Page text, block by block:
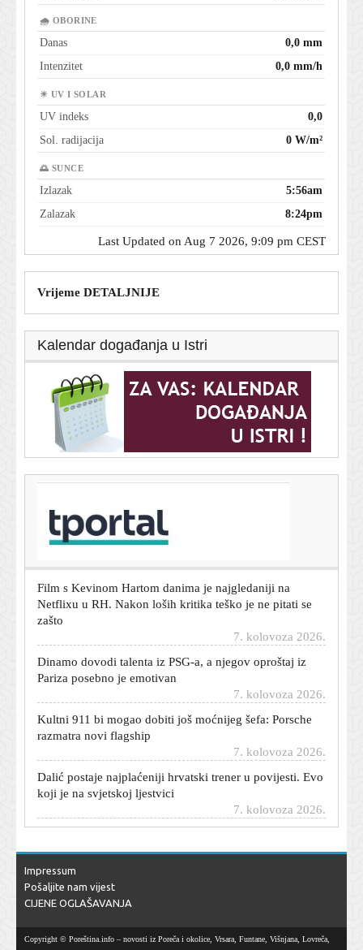
🌧 OBORINE
Danas
0,0 mm
Intenzitet
0,0 mm/h
☀ UV I SOLAR
UV indeks
0,0
Sol. radijacija
0 W/m²
🌅 SUNCE
Izlazak
5:56am
Zalazak
8:24pm
Last Updated on Aug 7 2026, 9:09 pm CEST
Vrijeme DETALJNIJE
Kalendar događanja u Istri
Nijemac u Privlaci pio s nepoznatima pa pretučen: Ostao
bez mobitela i novca
Netflixu u RH. Nakon loših kritika teško je ne pitati se
zašto
Dinamo dovodi talenta iz PSG-a, a njegov oproštaj iz
Pariza posebno je emotivan
Kultni 911 bi mogao dobiti još moćnijeg šefa: Porsche
razmatra novi flagship
Dalić postaje najplaćeniji hrvatski trener u povijesti. Evo
koji je na svjetskoj ljestvici
Teška nesreća na A1 kod Lučkog: Autocesta otvorena,
7. kolovoza 2026.
Novi projekt na vidiku: Marino Vrgoč otkrio veliku želju
za duetom s Jakovom Jozinovićem
Toni Fruk je zbog ozljede morao napustiti igru, na
Impressum
Pošaljite nam vijest
CIJENE OGLAŠAVANJA
Copyright © Poreština.info – novosti iz Poreča i okolice, Vrsara, Funtane, Višnjana, Lovreča,